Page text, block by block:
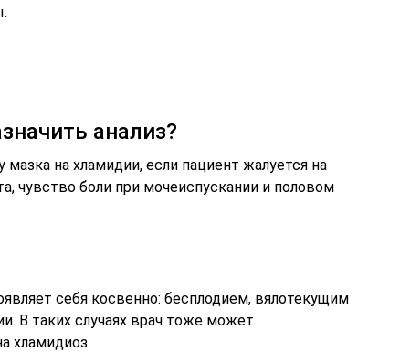
анализ?
на хламидии, если пациент жалуется на
чувство боли при мочеиспускании и половом
себя косвенно: бесплодием, вялотекущим
В таких случаях врач тоже может
хламидиоз.